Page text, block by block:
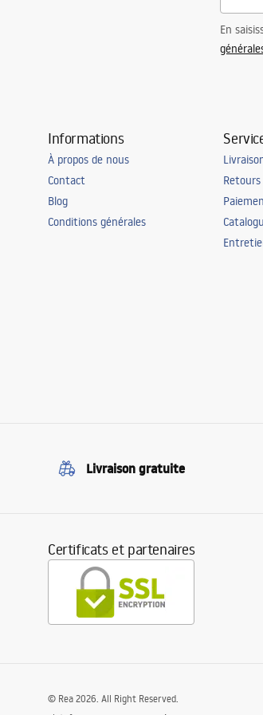
En
Informations
À propos de nous
Contact
Blog
Conditions générales
Livraison gratuite
Certificats et partenaires
© Rea 2026. All Right Reserved.